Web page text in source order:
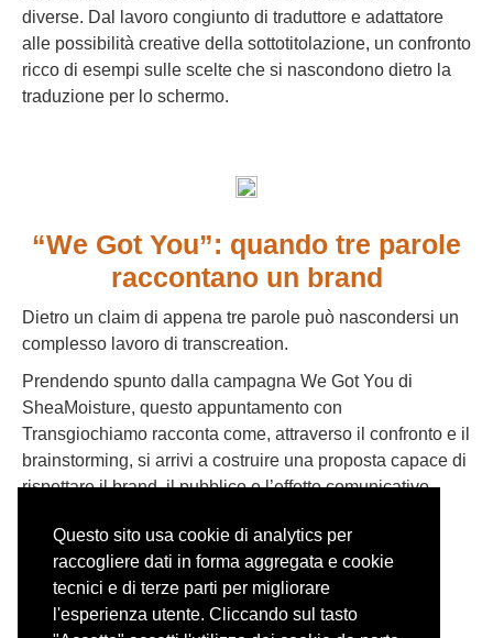
Questo sito usa cookie di analytics per
raccogliere dati in forma aggregata e cookie
tecnici e di terze parti per migliorare
l'esperienza utente. Cliccando sul tasto
diverse. Dal lavoro congiunto di traduttore e adattatore
alle possibilità creative della sottotitolazione, un confronto
ricco di esempi sulle scelte che si nascondono dietro la
traduzione per lo schermo.
“We Got You”: quando tre parole
raccontano un brand
Dietro un claim di appena tre parole può nascondersi un
complesso lavoro di transcreation.
Prendendo spunto dalla campagna We Got You di
SheaMoisture, questo appuntamento con
Transgiochiamo racconta come, attraverso il confronto e il
brainstorming, si arrivi a costruire una proposta capace di
rispettare il brand, il pubblico e l’effetto comunicativo